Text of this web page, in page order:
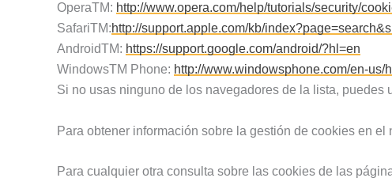
OperaTM: http://www.opera.com/help/tutorials/security/
SafariTM:http://support.apple.com/kb/
AndroidTM: https://support.google.com/android/?hl=en
WindowsTM Phone: http://www.windowsphone.com/en-
Si no usas ninguno de los navegadores de la lista, puedes
Para obtener información sobre la gestión de cookies en
Para cualquier otra consulta sobre las cookies de las